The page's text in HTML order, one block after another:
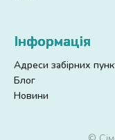
Інформація
Адреси забірних
Блог
Новини